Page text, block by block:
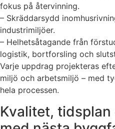
fokus på återvinning.
– Skräddarsydd
industrimiljöer.
– Helhetsåtagande från
logistik, bortforsling och
Varje uppdrag projekteras
miljö och arbetsmiljö – med
hela processen.
Kvalitet,